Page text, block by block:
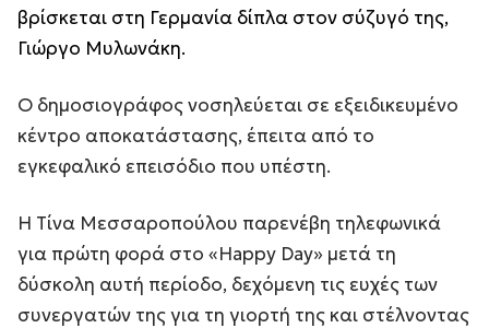
βρίσκεται στη Γερμανία δίπλα στον σύζυγό της,
Γιώργο Μυλωνάκη.
Ο δημοσιογράφος νοσηλεύεται σε εξειδικευμένο
κέντρο αποκατάστασης, έπειτα από το
εγκεφαλικό επεισόδιο που υπέστη.
Η Τίνα Μεσσαροπούλου παρενέβη τηλεφωνικά
για πρώτη φορά στο «Happy Day» μετά τη
δύσκολη αυτή περίοδο, δεχόμενη τις ευχές των
συνεργατών της για τη γιορτή της και στέλνοντας